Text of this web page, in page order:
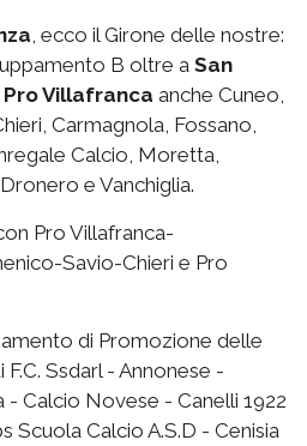
, ecco il Girone delle nostre:
B oltre a San
Villafranca anche Cuneo,
Carmagnola, Fossano,
Calcio, Moretta,
e Vanchiglia.
Pro Villafranca-
Savio-Chieri e Pro
di Promozione delle
F.C. Ssdarl - Annonese -
- Calcio Novese - Canelli 1922
Scuola Calcio A.S.D - Cenisia